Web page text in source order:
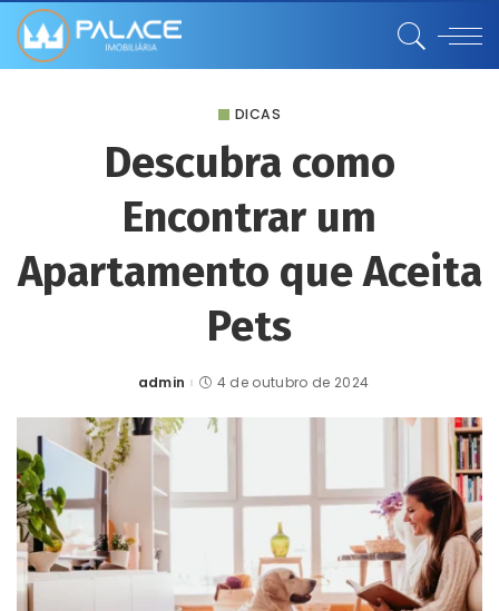
DICAS
Descubra como
Encontrar um
Apartamento que Aceita
Pets
Posted
admin 4 de outubro de 2024